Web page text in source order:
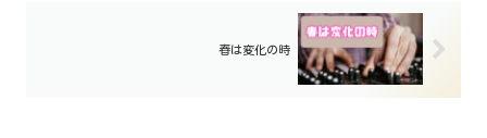
春は変化の時